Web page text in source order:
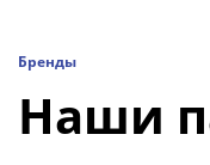
Бренды
Наши